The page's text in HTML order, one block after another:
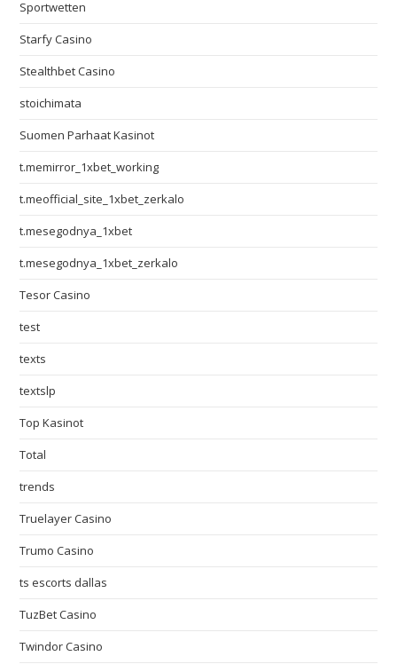
Sportwetten
Starfy Casino
Stealthbet Casino
stoichimata
Suomen Parhaat Kasinot
t.memirror_1xbet_working
t.meofficial_site_1xbet_zerkalo
t.mesegodnya_1xbet
t.mesegodnya_1xbet_zerkalo
Tesor Casino
test
texts
textslp
Top Kasinot
Total
trends
Truelayer Casino
Trumo Casino
ts escorts dallas
TuzBet Casino
Twindor Casino